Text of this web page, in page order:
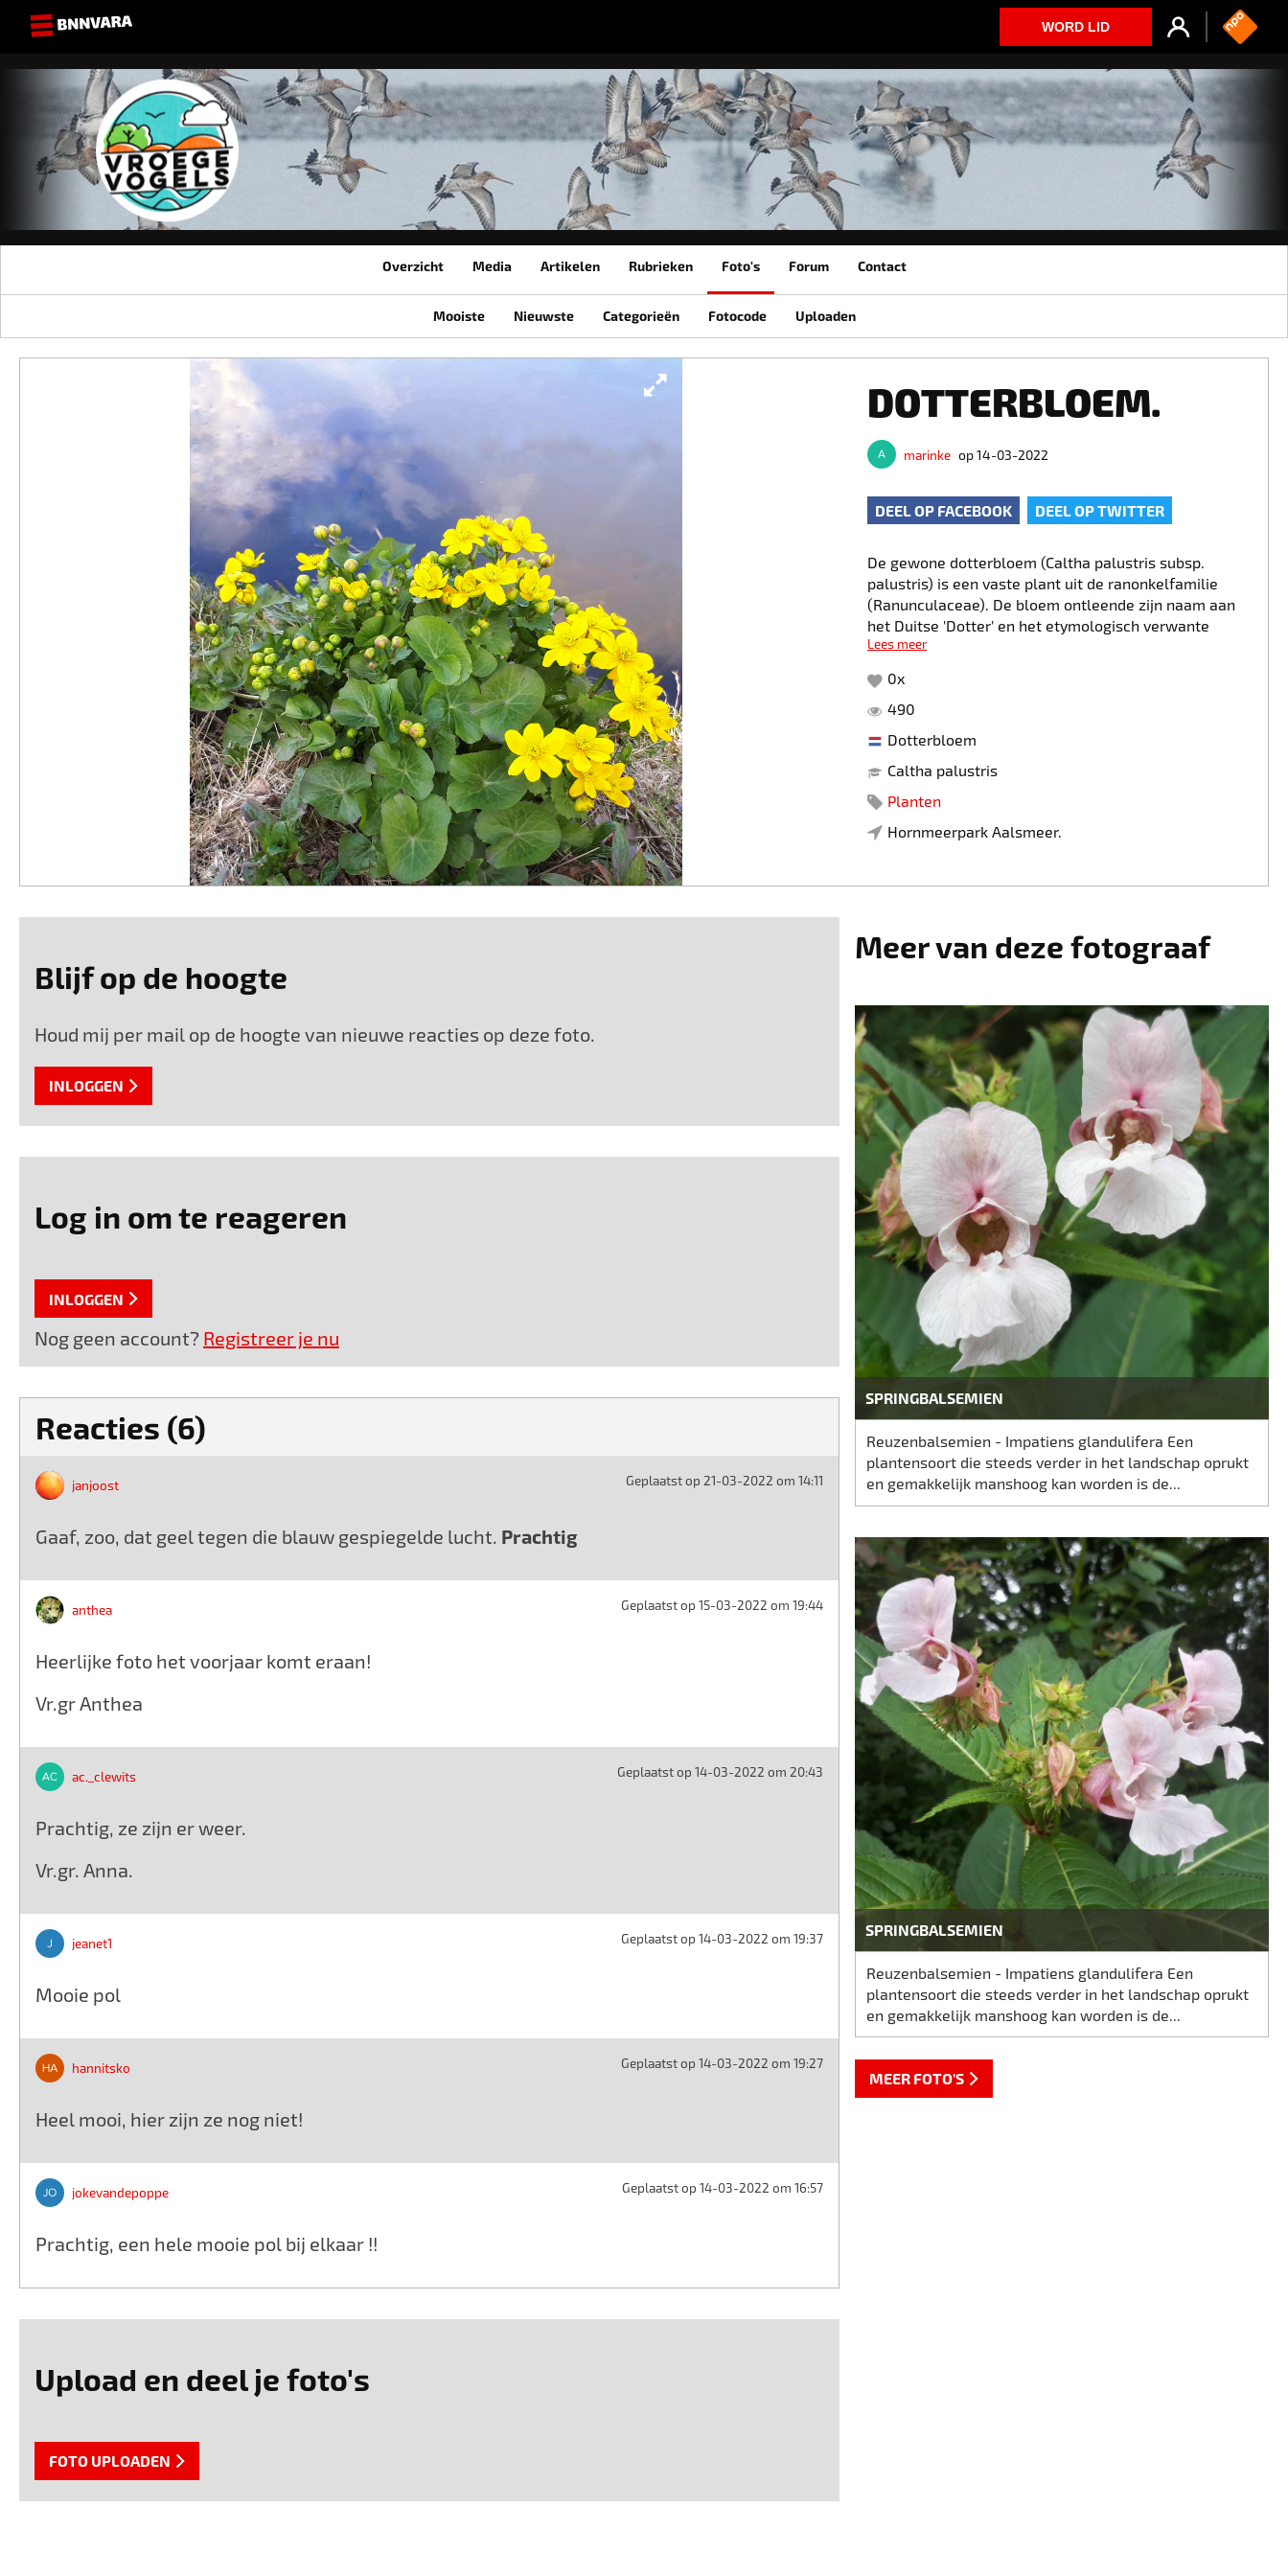
WORD LID
Overzicht Media Artikelen Rubrieken Foto's Forum Contact
Mooiste Nieuwste Categorieën Fotocode Uploaden
DOTTERBLOEM.
marinke op 14-03-2022
DEEL OP FACEBOOK DEEL OP TWITTER
De gewone dotterbloem (Caltha palustris subsp.
palustris) is een vaste plant uit de ranonkelfamilie
(Ranunculaceae). De bloem ontleende zijn naam aan
het Duitse 'Dotter' en het etymologisch verwante
Middelnederlandse 'doder' (dodre) wat 'dooier'
Lees meer
0x
490
Dotterbloem
Caltha palustris
Planten
Hornmeerpark Aalsmeer.
Blijf op de hoogte
Houd mij per mail op de hoogte van nieuwe reacties op deze foto.
INLOGGEN
Log in om te reageren
INLOGGEN
Nog geen account? Registreer je nu
Reacties (6)
janjoost Geplaatst op 21-03-2022 om 14:11
Gaaf, zoo, dat geel tegen die blauw gespiegelde lucht. Prachtig
anthea Geplaatst op 15-03-2022 om 19:44
Heerlijke foto het voorjaar komt eraan!
Vr.gr Anthea
ac._clewits Geplaatst op 14-03-2022 om 20:43
Prachtig, ze zijn er weer.
Vr.gr. Anna.
jeanet1 Geplaatst op 14-03-2022 om 19:37
Mooie pol
hannitsko Geplaatst op 14-03-2022 om 19:27
Heel mooi, hier zijn ze nog niet!
jokevandepoppe Geplaatst op 14-03-2022 om 16:57
Prachtig, een hele mooie pol bij elkaar !!
Upload en deel je foto's
FOTO UPLOADEN
Meer van deze fotograaf
SPRINGBALSEMIEN
Reuzenbalsemien - Impatiens glandulifera Een
plantensoort die steeds verder in het landschap oprukt
en gemakkelijk manshoog kan worden is de...
SPRINGBALSEMIEN
Reuzenbalsemien - Impatiens glandulifera Een
plantensoort die steeds verder in het landschap oprukt
en gemakkelijk manshoog kan worden is de...
MEER FOTO'S